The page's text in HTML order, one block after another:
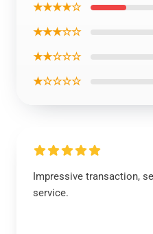
★★★★☆
★★★☆☆
★★☆☆☆
★☆☆☆☆
Impressive transaction,
service.